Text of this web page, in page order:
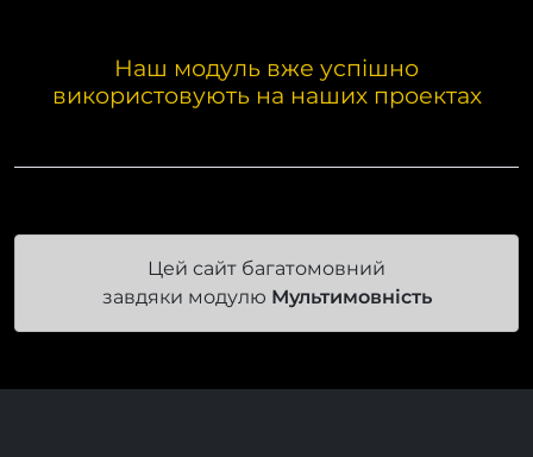
Наш модуль вже успішно
Цей сайт багатомовний
завдяки модулюМультимовність